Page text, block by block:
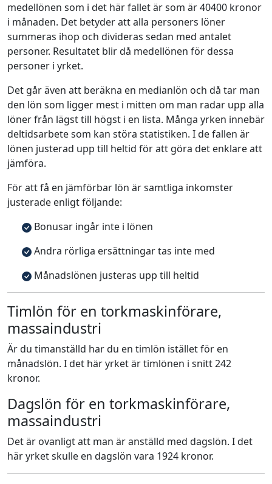
medellönen som i det här fallet är som är 40400 kronor
i månaden. Det betyder att alla personers löner
summeras ihop och divideras sedan med antalet
personer. Resultatet blir då medellönen för dessa
personer i yrket.
Det går även att beräkna en medianlön och då tar man
den lön som ligger mest i mitten om man radar upp alla
löner från lägst till högst i en lista. Många yrken innebär
deltidsarbete som kan störa statistiken. I de fallen är
lönen justerad upp till heltid för att göra det enklare att
jämföra.
För att få en jämförbar lön är samtliga inkomster
justerade enligt följande:
Bonusar ingår inte i lönen
Andra rörliga ersättningar tas inte med
Månadslönen justeras upp till heltid
Timlön för en torkmaskinförare,
massaindustri
Är du timanställd har du en timlön istället för en
månadslön. I det här yrket är timlönen i snitt 242
kronor.
Dagslön för en torkmaskinförare,
massaindustri
Det är ovanligt att man är anställd med dagslön. I det
här yrket skulle en dagslön vara 1924 kronor.